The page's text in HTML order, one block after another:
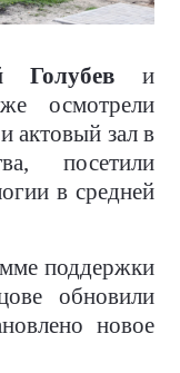
Голубев и
осмотрели
актовый зал в
посетили
в средней
поддержки
обновили
новое